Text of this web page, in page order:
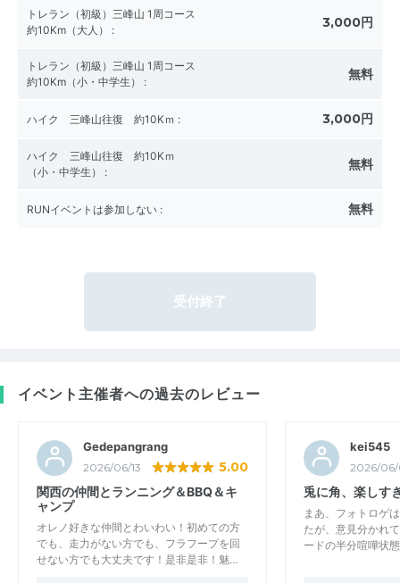
トレラン（初級）三峰山 1周コース
約10Km（大人） : 3,000円
トレラン（初級）三峰山 1周コース
約10Km（小・中学生） : 無料
ハイク 三峰山往復 約10Kｍ : 3,000円
ハイク 三峰山往復 約10Kｍ
（小・中学生） : 無料
RUNイベントは参加しない : 無料
受付終了
イベント主催者への過去のレビュー
Gedepangrang
2026/06/13 5.00
関西の仲間とランニング＆BBQ＆キ
ャンプ
オレノ好きな仲間とわいわい！初めての方
でも、走力がない方でも、フラフープを回
せない方でも大丈夫です！是非是非！魅…
kei545
2026/
兎に角、楽しす
まあ、フォトロゲ
たが、意見分かれ
ードの半分喧嘩状